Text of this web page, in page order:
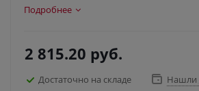
Подробнее
2 815.20 руб.
Достаточно на складе Нашли